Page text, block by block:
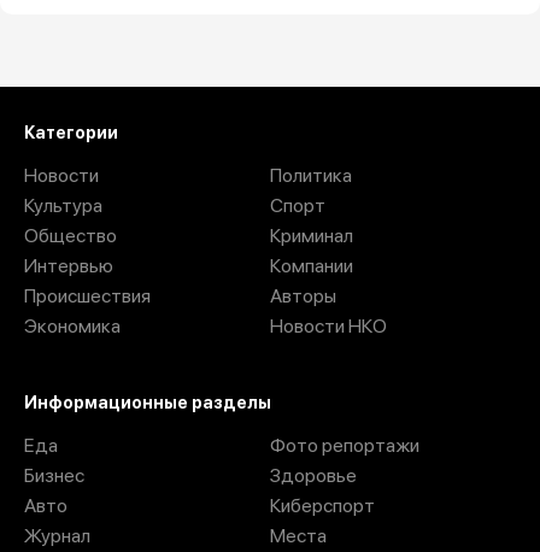
Категории
Новости
Культура
Общество
Интервью
Происшествия
Экономика
Политика
Спорт
Криминал
Компании
Авторы
Новости НКО
Информационные разделы
Еда
Бизнес
Авто
Журнал
Фото репортажи
Здоровье
Киберспорт
Места